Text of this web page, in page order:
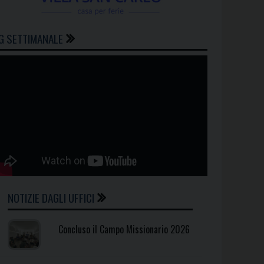
SETTIMANALE
NOTIZIE DAGLI UFFICI
Concluso il Campo Missionario 2026